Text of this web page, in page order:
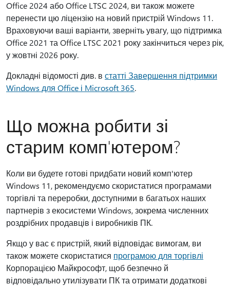
Office 2024 або Office LTSC 2024, ви також можете
перенести цю ліцензію на новий пристрій Windows 11.
Враховуючи ваші варіанти, зверніть увагу, що підтримка
Office 2021 та Office LTSC 2021 року закінчиться через рік,
у жовтні 2026 року.
Докладні відомості див. в статті Завершення підтримки
Windows для Office і Microsoft 365.
Що можна робити зі
старим комп'ютером?
Коли ви будете готові придбати новий комп'ютер
Windows 11, рекомендуємо скористатися програмами
торгівлі та переробки, доступними в багатьох наших
партнерів з екосистеми Windows, зокрема численних
роздрібних продавців і виробників ПК.
Якщо у вас є пристрій, який відповідає вимогам, ви
також можете скористатися програмою для торгівлі
Корпорацією Майкрософт, щоб безпечно й
відповідально утилізувати ПК та отримати додаткові